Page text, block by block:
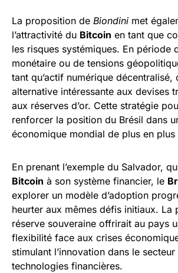
La proposition de Biondini met
l’attractivité du Bitcoin en tant que
les risques systémiques. En période
monétaire ou de tensions
tant qu’actif numérique décentralisé,
alternative intéressante aux devises
aux réserves d’or. Cette stratégie
renforcer la position du Brésil dans
économique mondial de plus en
En prenant l’exemple du Salvador,
Bitcoin à son système financier, le
explorer un modèle d’adoption
heurter aux mêmes défis initiaux. La
réserve souveraine offrirait au pays
flexibilité face aux crises
stimulant l’innovation dans le secteur
technologies financières.